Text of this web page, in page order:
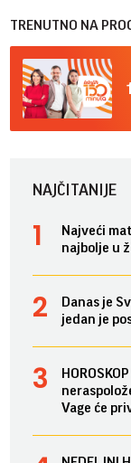
TRENUTNO NA
NAJČITANIJE
Najveći
najbolje u
Danas je
jedan je
Vage će